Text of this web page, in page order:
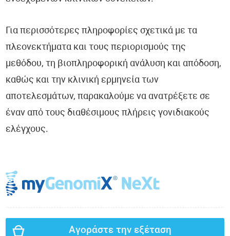
Για περισσότερες πληροφορίες σχετικά με τα
πλεονεκτήματα και τους περιορισμούς της
μεθόδου, τη βιοπληροφορική ανάλυση και απόδοση,
καθώς και την κλινική ερμηνεία των
αποτελεσμάτων, παρακαλούμε να ανατρέξετε σε
έναν από τους διαθέσιμους πλήρεις γονιδιακούς
ελέγχους.
Αγοράστε την εξέταση